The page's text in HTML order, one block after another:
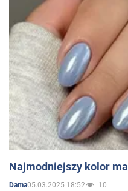
Najmodniejszy kolor
Dama05.03.2025 18:52 10